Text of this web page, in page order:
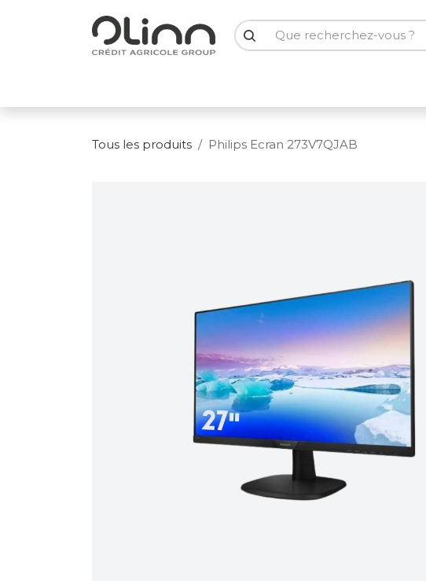
Tous les produits Philips Ecran 273V7QJAB